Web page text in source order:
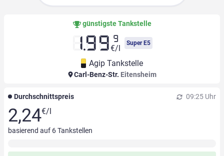
günstigste Tankstelle
1.99 9
€/l
Super E5
Agip Tankstelle
Carl-Benz-Str. Eitensheim
Durchschnittspreis 09:25 Uhr
2,24€/l
basierend auf 6Tankstellen